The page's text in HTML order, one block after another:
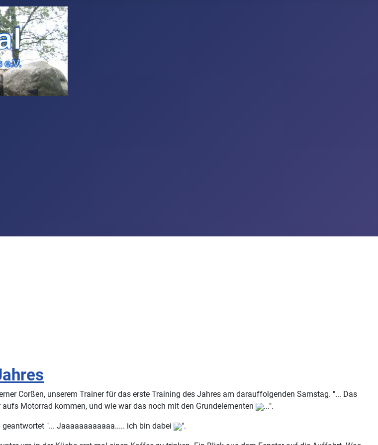
Corßen, unserem Trainer für das erste Training des Jahres am darauffolgenden Samstag. "... Das
Motorrad kommen, und wie war das noch mit den Grundelementen
...".
"... Jaaaaaaaaaaaa..... ich bin dabei ".